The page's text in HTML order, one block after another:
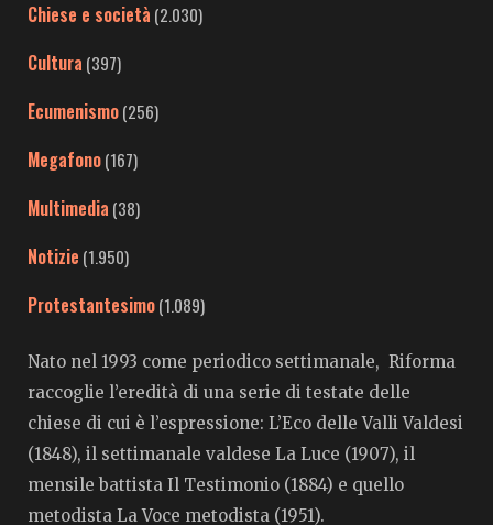
Chiese e società (2.030)
Cultura (397)
Ecumenismo(256)
Megafono(167)
Multimedia (38)
Notizie (1.950)
Protestantesimo(1.089)
Nato nel 1993 come periodico settimanale, Riforma
raccoglie l’eredità di una serie di testate delle
chiese di cui è l’espressione: L’Eco delle Valli Valdesi
(1848), il settimanale valdese La Luce (1907), il
mensile battista Il Testimonio (1884) e quello
metodista La Voce metodista (1951).